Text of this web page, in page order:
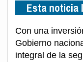
Esta noticia
Con una
Gobierno
integral de la